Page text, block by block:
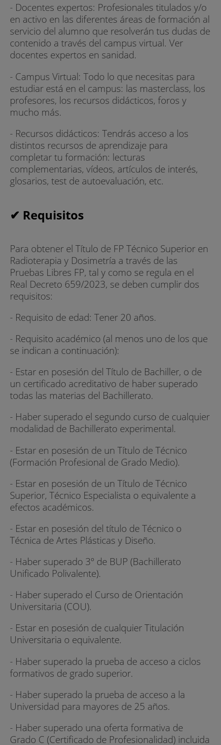
- Docentes expertos: Profesionales titulados y/o
en activo en las diferentes áreas de formación al
servicio del alumno que resolverán tus dudas de
contenido a través del campus virtual. Ver
docentes expertos en sanidad.
- Campus Virtual: Todo lo que necesitas para
estudiar está en el campus: las masterclass, los
profesores, los recursos didácticos, foros y
mucho más.
- Recursos didácticos: Tendrás acceso a los
distintos recursos de aprendizaje para
completar tu formación: lecturas
complementarias, vídeos, artículos de interés,
glosarios, test de autoevaluación, etc.
✔ Requisitos
Para obtener el Título de FP Técnico Superior en
Radioterapia y Dosimetría a través de las
Pruebas Libres FP, tal y como se regula en el
Real Decreto 659/2023, se deben cumplir dos
requisitos:
- Requisito de edad: Tener 20 años.
- Requisito académico (al menos uno de los que
se indican a continuación):
- Estar en posesión del Título de Bachiller, o de
un certificado acreditativo de haber superado
todas las materias del Bachillerato.
- Haber superado el segundo curso de cualquier
modalidad de Bachillerato experimental.
- Estar en posesión de un Título de Técnico
(Formación Profesional de Grado Medio).
- Estar en posesión de un Título de Técnico
Superior, Técnico Especialista o equivalente a
efectos académicos.
- Estar en posesión del título de Técnico o
Técnica de Artes Plásticas y Diseño.
- Haber superado 3º de BUP (Bachillerato
Unificado Polivalente).
- Haber superado el Curso de Orientación
Universitaria (COU).
- Estar en posesión de cualquier Titulación
Universitaria o equivalente.
- Haber superado la prueba de acceso a ciclos
formativos de grado superior.
- Haber superado la prueba de acceso a la
Universidad para mayores de 25 años.
- Haber superado una oferta formativa de
Grado C (Certificado de Profesionalidad) incluida